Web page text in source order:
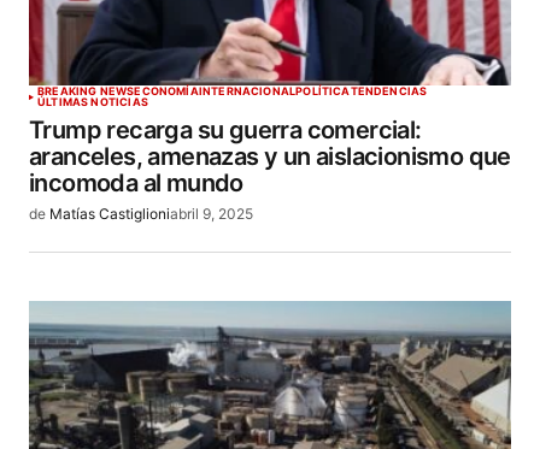
BREAKING NEWSECONOMÍAINTERNACIONALPOLÍTICATENDENCIAS
ÚLTIMAS NOTICIAS
Trump recarga su guerra comercial:
aranceles, amenazas y un aislacionismo que
incomoda al mundo
de Matías Castiglioniabril 9, 2025